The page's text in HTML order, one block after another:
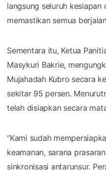
langsung seluruh kesiapan
memastikan semua
Sementara itu, Ketua
Masykuri Bakrie,
Mujahadah Kubro secara
sekitar 95 persen.
telah disiapkan secara
“Kami sudah
keamanan, sarana
sinkronisasi antarunsur.